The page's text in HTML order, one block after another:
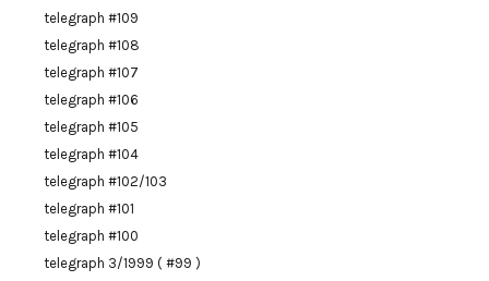
telegraph #109
telegraph #108
telegraph #107
telegraph #106
telegraph #105
telegraph #104
telegraph #102/103
telegraph #101
telegraph #100
telegraph 3/1999 ( #99 )